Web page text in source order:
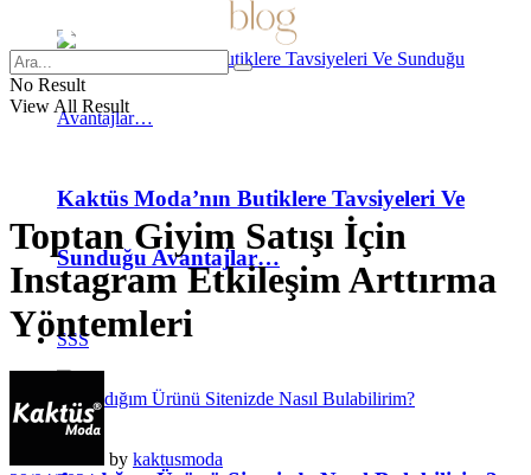
Kaktüs Moda’nın Butiklere Tavsiyeleri Ve
Sunduğu Avantajlar…
SSS
No Result
View All Result
Toptan Giyim Satışı İçin
Instagram Etkileşim Arttırma
Yöntemleri
by kaktusmoda